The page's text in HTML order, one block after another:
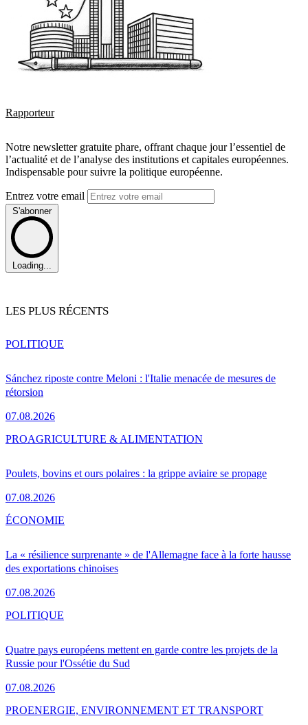
Rapporteur
Notre newsletter gratuite phare, offrant chaque jour l’essentiel de
l’actualité et de l’analyse des institutions et capitales européennes.
Indispensable pour suivre la politique européenne.
Entrez votre email
S'abonner
Loading...
LES PLUS RÉCENTS
Sánchez riposte contre Meloni : l'Italie menacée de mesures de
rétorsion
07.08.2026
POLITIQUE
Poulets, bovins et ours polaires : la grippe aviaire se propage
07.08.2026
PROAGRICULTURE & ALIMENTATION
La « résilience surprenante » de l'Allemagne face à la forte hausse
des exportations chinoises
07.08.2026
ÉCONOMIE
Quatre pays européens mettent en garde contre les projets de la
Russie pour l'Ossétie du Sud
07.08.2026
POLITIQUE
PROENERGIE, ENVIRONNEMENT ET TRANSPORT